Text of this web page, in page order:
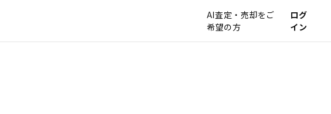
AI査定・売却をご
希望の方
ログ
イン